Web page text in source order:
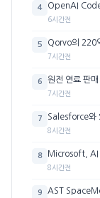
4 OpenAI
6시간전
5 Qorvo의 220
7시간전
6 원전 연료 판
7시간전
7 Salesforce와
8시간전
8 Microsoft, AI
8시간전
9 AST